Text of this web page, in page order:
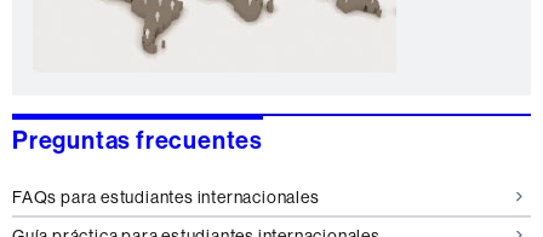
Preguntas frecuentes
FAQs para estudiantes internacionales